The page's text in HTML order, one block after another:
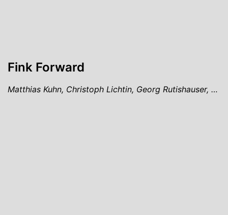
Fink Forward
Matthias Kuhn, Christoph Lichtin, Georg Rutishauser, …